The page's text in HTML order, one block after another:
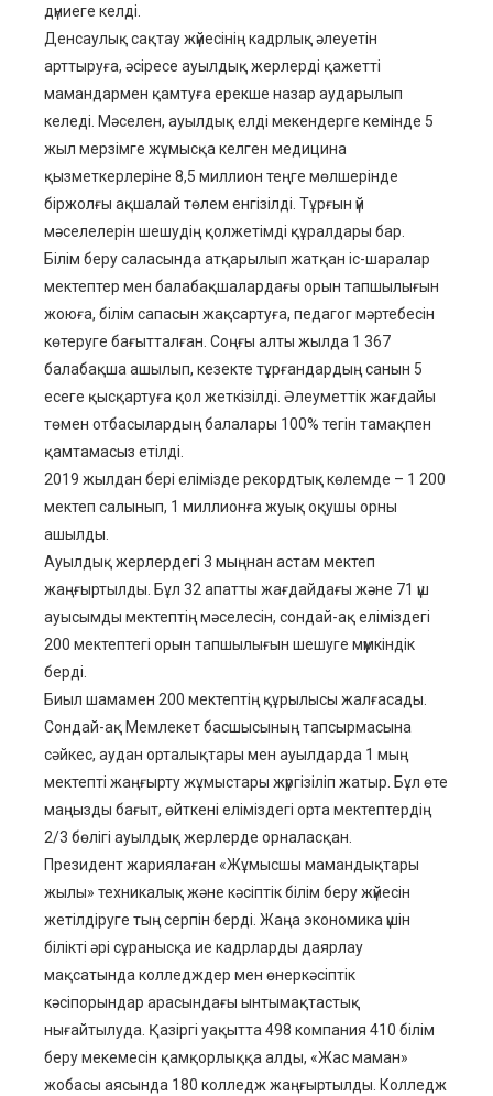
дүниеге келді.
Денсаулық сақтау жүйесінің кадрлық әлеуетін
арттыруға, әсіресе ауылдық жерлерді қажетті
мамандармен қамтуға ерекше назар аударылып
келеді. Мәселен, ауылдық елді мекендерге кемінде 5
жыл мерзімге жұмысқа келген медицина
қызметкерлеріне 8,5 миллион теңге мөлшерінде
біржолғы ақшалай төлем енгізілді. Тұрғын үй
мәселелерін шешудің қолжетімді құралдары бар.
Білім беру саласында атқарылып жатқан іс-шаралар
мектептер мен балабақшалардағы орын тапшылығын
жоюға, білім сапасын жақсартуға, педагог мәртебесін
көтеруге бағытталған. Соңғы алты жылда 1 367
балабақша ашылып, кезекте тұрғандардың санын 5
есеге қысқартуға қол жеткізілді. Әлеуметтік жағдайы
төмен отбасылардың балалары 100% тегін тамақпен
қамтамасыз етілді.
2019 жылдан бері елімізде рекордтық көлемде – 1 200
мектеп салынып, 1 миллионға жуық оқушы орны
ашылды.
Ауылдық жерлердегі 3 мыңнан астам мектеп
жаңғыртылды. Бұл 32 апатты жағдайдағы және 71 үш
ауысымды мектептің мәселесін, сондай-ақ еліміздегі
200 мектептегі орын тапшылығын шешуге мүмкіндік
берді.
Биыл шамамен 200 мектептің құрылысы жалғасады.
Сондай-ақ Мемлекет басшысының тапсырмасына
сәйкес, аудан орталықтары мен ауылдарда 1 мың
мектепті жаңғырту жұмыстары жүргізіліп жатыр. Бұл өте
маңызды бағыт, өйткені еліміздегі орта мектептердің
2/3 бөлігі ауылдық жерлерде орналасқан.
Президент жариялаған «Жұмысшы мамандықтары
жылы» техникалық және кәсіптік білім беру жүйесін
жетілдіруге тың серпін берді. Жаңа экономика үшін
білікті әрі сұранысқа ие кадрларды даярлау
мақсатында колледждер мен өнеркәсіптік
кәсіпорындар арасындағы ынтымақтастық
нығайтылуда. Қазіргі уақытта 498 компания 410 білім
беру мекемесін қамқорлыққа алды, «Жас маман»
жобасы аясында 180 колледж жаңғыртылды. Колледж